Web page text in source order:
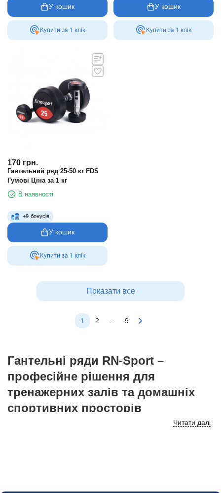
У кошик
Купити за 1 клiк
У кошик
Купити за 1 клiк
170 грн.
Гантельний ряд 25-50 кг FDS
Гумові Ціна за 1 кг
В наявності
+9 бонусів
У кошик
Купити за 1 клiк
Показати все
1 2 9
Гантельні ряди RN-Sport –
професійне рішення для
тренажерних залів та домашніх
спортивних просторів
Читати далі